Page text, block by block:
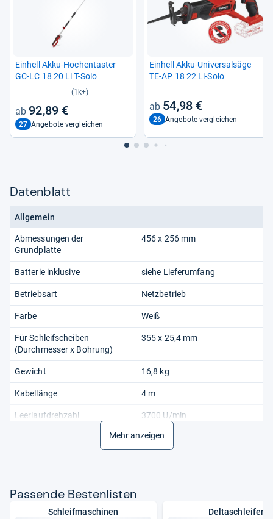
Ein­hell Akku-​Hoch­en­tas­ter
GC-​LC 18 20 Li T-​Solo
(1k+)
92,89 €
27 Angebote vergleichen
Ein­hell Akku-​Uni­ver­sal­säge
TE-​AP 18 22 Li-​Solo
54,98 €
26 Angebote vergleichen
Datenblatt
Allgemein
Abmessungen der
Grundplatte
456 x 256 mm
Batterie inklusive siehe Lieferumfang
Betriebsart Netzbetrieb
Farbe Weiß
Für Schleifscheiben
(Durchmesser x Bohrung)
355 x 25,4 mm
Gewicht 16,8 kg
Kabellänge 4 m
Leerlaufdrehzahl 3700 U/min
2300 W
Mehr anzeigen
Pas­sende Bes­ten­lis­ten
Schleifmaschinen Deltaschleifer